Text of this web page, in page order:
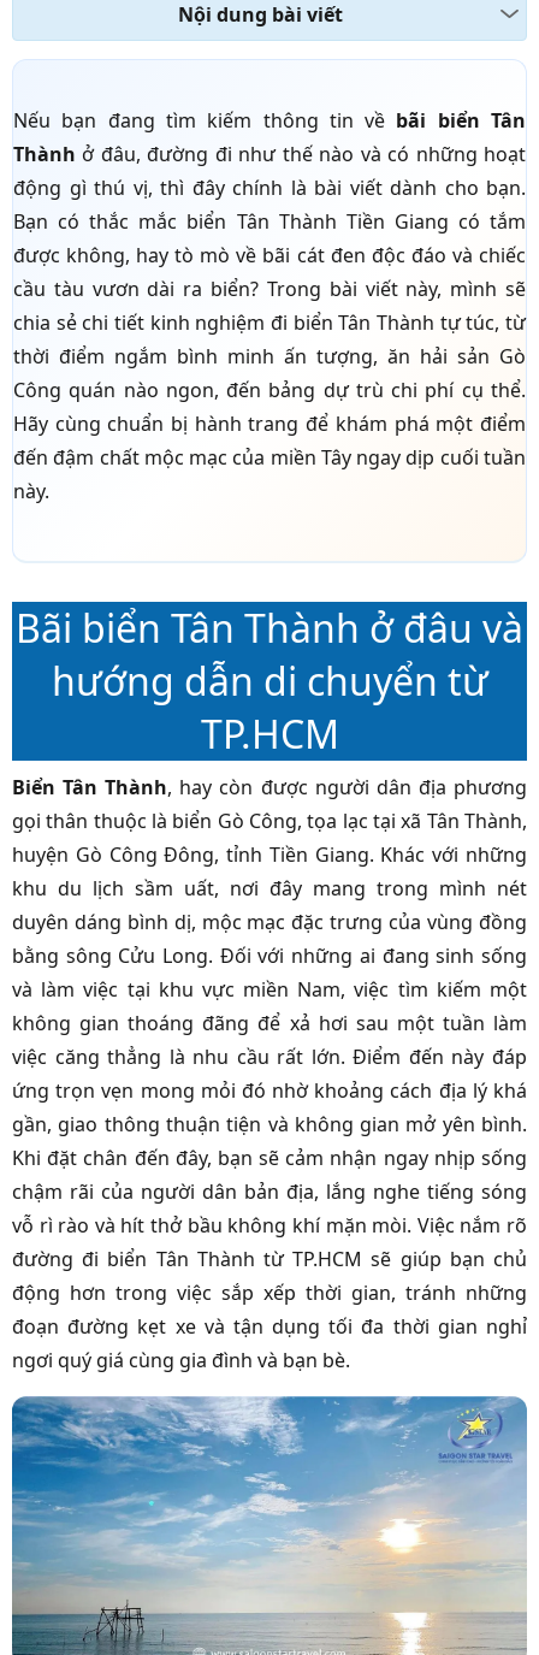
Nội dung bài viết
Nếu bạn đang tìm kiếm thông tin về bãi biển Tân
Thành ở đâu, đường đi như thế nào và có những hoạt
động gì thú vị, thì đây chính là bài viết dành cho bạn.
Bạn có thắc mắc biển Tân Thành Tiền Giang có tắm
được không, hay tò mò về bãi cát đen độc đáo và chiếc
cầu tàu vươn dài ra biển? Trong bài viết này, mình sẽ
chia sẻ chi tiết kinh nghiệm đi biển Tân Thành tự túc, từ
thời điểm ngắm bình minh ấn tượng, ăn hải sản Gò
Công quán nào ngon, đến bảng dự trù chi phí cụ thể.
Hãy cùng chuẩn bị hành trang để khám phá một điểm
đến đậm chất mộc mạc của miền Tây ngay dịp cuối tuần
này.
Bãi biển Tân Thành ở đâu và
hướng dẫn di chuyển từ
TP.HCM
Biển Tân Thành, hay còn được người dân địa phương
gọi thân thuộc là biển Gò Công, tọa lạc tại xã Tân Thành,
huyện Gò Công Đông, tỉnh Tiền Giang. Khác với những
khu du lịch sầm uất, nơi đây mang trong mình nét
duyên dáng bình dị, mộc mạc đặc trưng của vùng đồng
bằng sông Cửu Long. Đối với những ai đang sinh sống
và làm việc tại khu vực miền Nam, việc tìm kiếm một
không gian thoáng đãng để xả hơi sau một tuần làm
việc căng thẳng là nhu cầu rất lớn. Điểm đến này đáp
ứng trọn vẹn mong mỏi đó nhờ khoảng cách địa lý khá
gần, giao thông thuận tiện và không gian mở yên bình.
Khi đặt chân đến đây, bạn sẽ cảm nhận ngay nhịp sống
chậm rãi của người dân bản địa, lắng nghe tiếng sóng
vỗ rì rào và hít thở bầu không khí mặn mòi. Việc nắm rõ
đường đi biển Tân Thành từ TP.HCM sẽ giúp bạn chủ
động hơn trong việc sắp xếp thời gian, tránh những
đoạn đường kẹt xe và tận dụng tối đa thời gian nghỉ
ngơi quý giá cùng gia đình và bạn bè.